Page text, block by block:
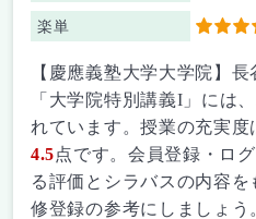
楽単 4.5
【慶應義塾大学大学院】
「大学院特別講義I」には、
れています。授業の充実度
4.5点です。会員登録・ロ
る評価とシラバスの内容
修登録の参考にしましょう